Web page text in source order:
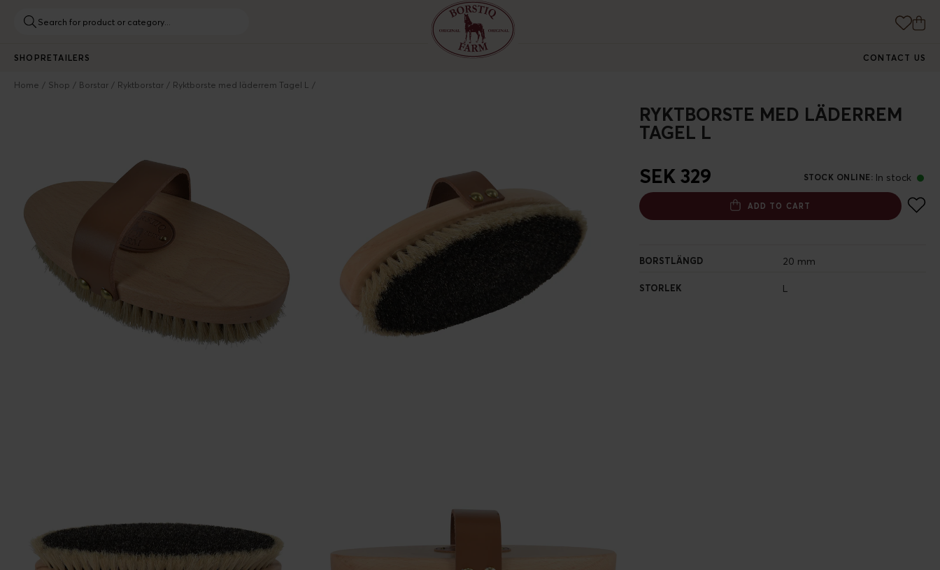
SHOP RETAILERS CONTACT US
Home Shop Borstar Ryktborstar Ryktborste med läderrem Tagel L
RYKTBORSTE MED LÄDERREM
TAGEL L
SEK 329 STOCK ONLINE: In stock
ADD TO CART
BORSTLÄNGD 20 mm
STORLEK L